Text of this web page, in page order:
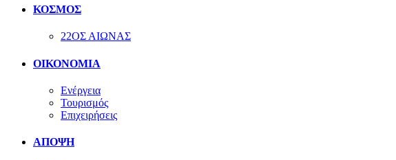
ΚΟΣΜΟΣ
22ΟΣ ΑΙΩΝΑΣ
ΟΙΚΟΝΟΜΙΑ
Ενέργεια
Τουρισμός
Επιχειρήσεις
ΑΠΟΨΗ